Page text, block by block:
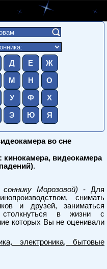
Д Е Ж
М Н О
У Ф Х
Э Ю Я
во сне
кинокамера, видеокамера
.
соннику Морозовой) - Для
снимать
и друзей, заниматься
в жизни с
которых Вы не оценивали
электроника, бытовые